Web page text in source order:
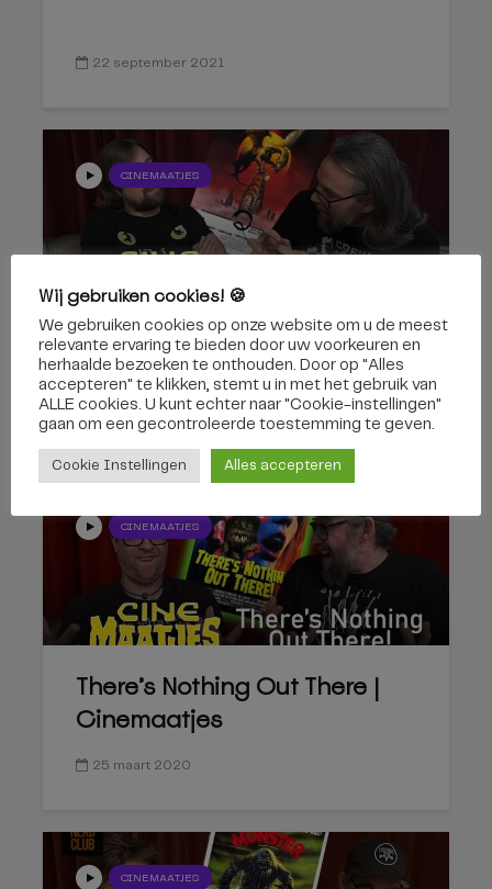
22 september 2021
CINEMAATJES
Q The Winged Serpent |
Cinemaatjes
CINEMAATJES
There’s Nothing Out There |
Cinemaatjes
25 maart 2020
CINEMAATJES
Wij gebruiken cookies! 🍪
We gebruiken cookies op onze website om u de meest
relevante ervaring te bieden door uw voorkeuren en
herhaalde bezoeken te onthouden. Door op "Alles
accepteren" te klikken, stemt u in met het gebruik van
ALLE cookies. U kunt echter naar "Cookie-instellingen"
gaan om een ​​gecontroleerde toestemming te geven.
Cookie Instellingen Alles accepteren